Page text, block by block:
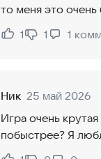
то меня это
Нравится:
1
Не нравится:
1 1
Ник 25 май 2026
Игра очень
побыстрее? Я